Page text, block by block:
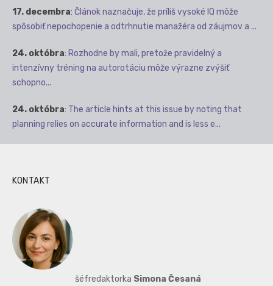
17. decembra: Článok naznačuje, že príliš vysoké IQ môže
spôsobiť nepochopenie a odtrhnutie manažéra od záujmov a ...
24. októbra: Rozhodne by mali, pretože pravidelný a
intenzívny tréning na autorotáciu môže výrazne zvýšiť
schopno...
24. októbra: The article hints at this issue by noting that
planning relies on accurate information and is less e...
KONTAKT
šéfredaktorka Simona Česaná